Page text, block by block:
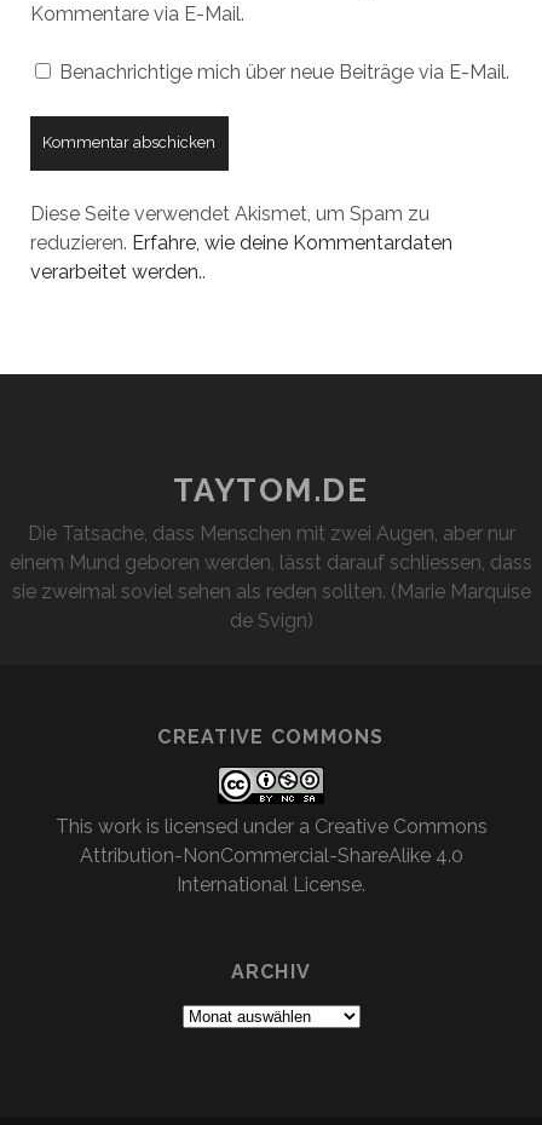
Kommentare via E-Mail.
Benachrichtige mich über neue Beiträge via E-Mail.
Diese Seite verwendet Akismet, um Spam zu
reduzieren. Erfahre, wie deine Kommentardaten
verarbeitet werden..
TAYTOM.DE
Die Tatsache, dass Menschen mit zwei Augen, aber nur
einem Mund geboren werden, lässt darauf schliessen, dass
sie zweimal soviel sehen als reden sollten. (Marie Marquise
de Svign)
CREATIVE COMMONS
This work is licensed under a Creative Commons
Attribution-NonCommercial-ShareAlike 4.0
International License.
ARCHIV
Archiv